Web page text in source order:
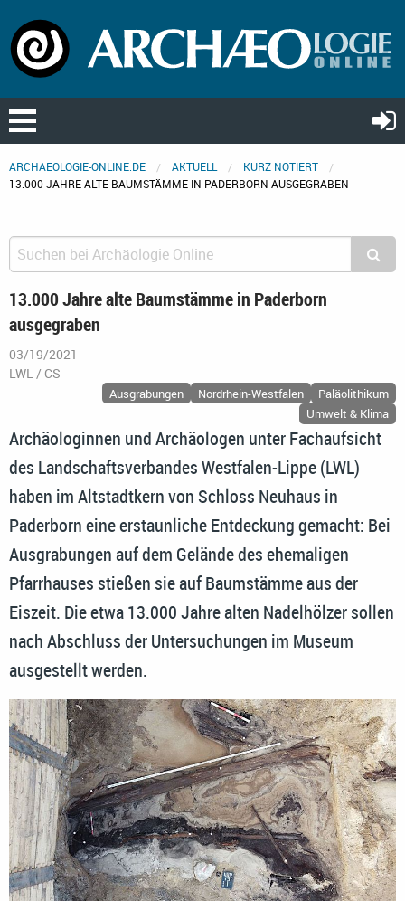
ARCHAEOLOGIE-ONLINE.DE AKTUELL
KURZ NOTIERT
13.000 JAHRE ALTE BAUMSTÄMME IN PADERBORN AUSGEGRABEN
13.000 Jahre alte Baumstämme in Paderborn
ausgegraben
03/19/2021
LWL / CS
Ausgrabungen Nordrhein-Westfalen
Paläolithikum
Umwelt & Klima
Archäologinnen und Archäologen unter Fachaufsicht
des Landschaftsverbandes Westfalen-Lippe (LWL)
haben im Altstadtkern von Schloss Neuhaus in
Paderborn eine erstaunliche Entdeckung gemacht: Bei
Ausgrabungen auf dem Gelände des ehemaligen
Pfarrhauses stießen sie auf Baumstämme aus der
Eiszeit. Die etwa 13.000 Jahre alten Nadelhölzer sollen
nach Abschluss der Untersuchungen im Museum
ausgestellt werden.